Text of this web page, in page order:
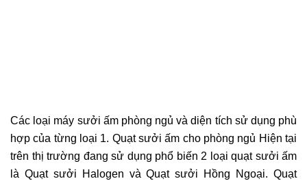
Các loại máy sưởi ấm phòng ngủ và diện tích sử dụng phù
hợp của từng loại 1. Quạt sưởi ấm cho phòng ngủ Hiện tại
trên thị trường đang sử dụng phổ biến 2 loại quạt sưởi ấm
là Quạt sưởi Halogen và Quạt sưởi Hồng Ngoại. Quạt